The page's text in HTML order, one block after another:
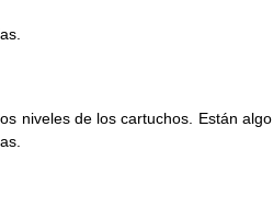
niveles de los cartuchos. Están algo